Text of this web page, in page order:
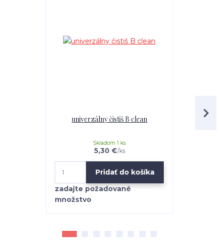
univerzálny čistiš B clean
5,30 €/ks
Skladom 1 ks
Pridať do košíka